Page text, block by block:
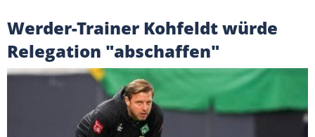
Werder-Trainer Kohfeldt würde
Relegation "abschaffen"